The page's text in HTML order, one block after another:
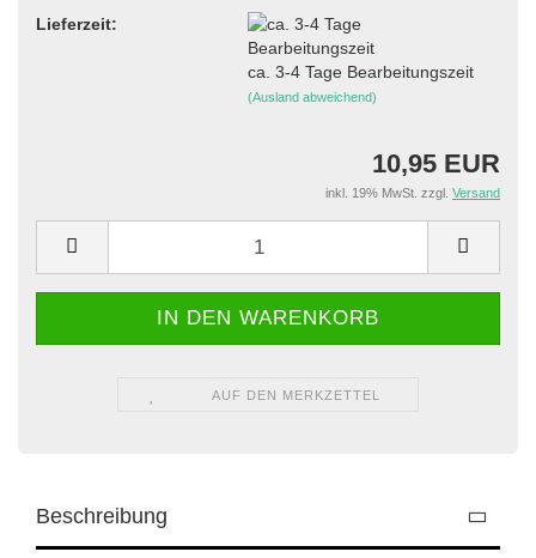
Lieferzeit:
ca. 3-4 Tage Bearbeitungszeit
(Ausland abweichend)
10,95 EUR
inkl. 19% MwSt. zzgl. Versand
AUF DEN MERKZETTEL
Beschreibung